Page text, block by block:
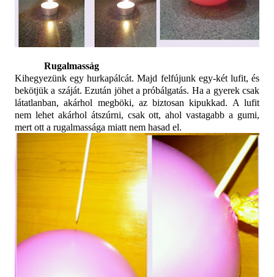
Rugalmasság
Kihegyezünk egy hurkapálcát. Majd felfújunk egy-két lufit, és
bekötjük a száját. Ezután jöhet a próbálgatás. Ha a gyerek csak
látatlanban, akárhol megböki, az biztosan kipukkad. A lufit
nem lehet akárhol átszúrni, csak ott, ahol vastagabb a gumi,
mert ott a rugalmassága miatt nem hasad el.